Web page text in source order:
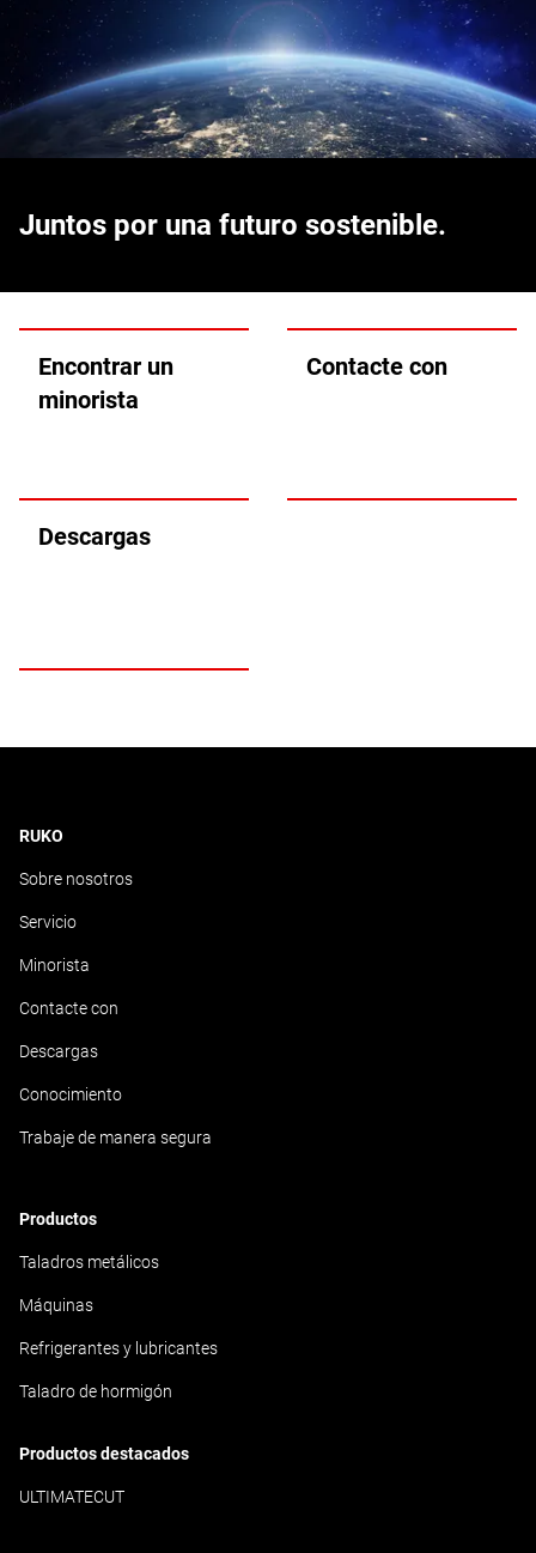
Juntos por una futuro sostenible.
Encontrar un
minorista
Contacte con
Descargas
RUKO
Sobre nosotros
Servicio
Minorista
Contacte con
Descargas
Conocimiento
Trabaje de manera segura
Productos
Taladros metálicos
Máquinas
Refrigerantes y lubricantes
Taladro de hormigón
Productos destacados
ULTIMATECUT